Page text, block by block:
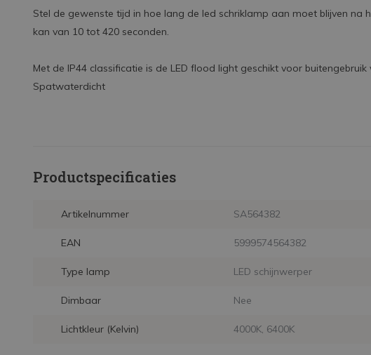
Stel de gewenste tijd in hoe lang de led schriklamp aan moet blijven na
kan van 10 tot 420 seconden.
Met de IP44 classificatie is de LED flood light geschikt voor
Spatwaterdicht
Productspecificaties
Artikelnummer SA564382
EAN 5999574564382
Type lamp LED schijnwerper
Dimbaar Nee
Lichtkleur (Kelvin) 4000K, 6400K